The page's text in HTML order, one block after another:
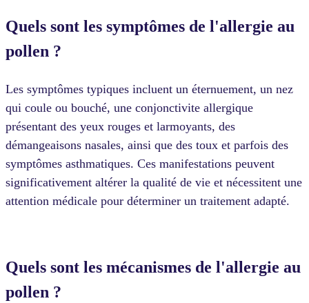
Quels sont les symptômes de l'allergie au
pollen ?
Les symptômes typiques incluent un éternuement, un nez
qui coule ou bouché, une conjonctivite allergique
présentant des yeux rouges et larmoyants, des
démangeaisons nasales, ainsi que des toux et parfois des
symptômes asthmatiques. Ces manifestations peuvent
significativement altérer la qualité de vie et nécessitent une
attention médicale pour déterminer un traitement adapté.
Quels sont les mécanismes de l'allergie au
pollen ?